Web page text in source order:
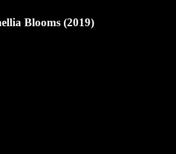
Blooms (2019)